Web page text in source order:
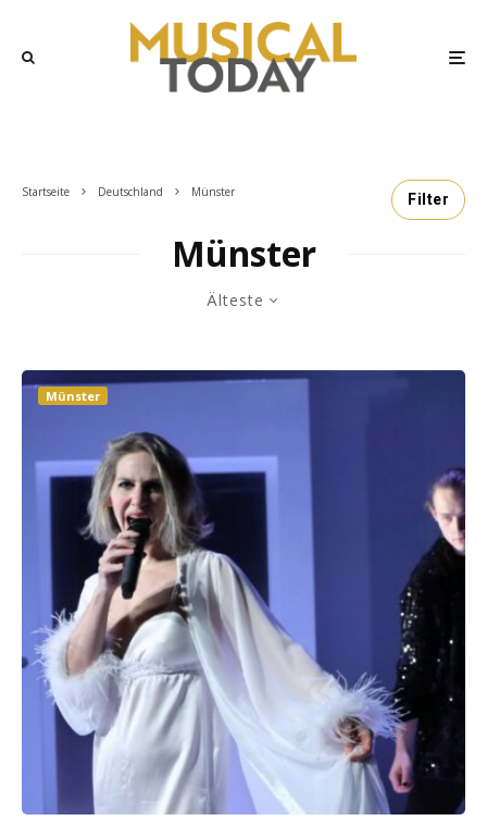
Startseite Deutschland Münster Filter
Münster
Älteste
Münster